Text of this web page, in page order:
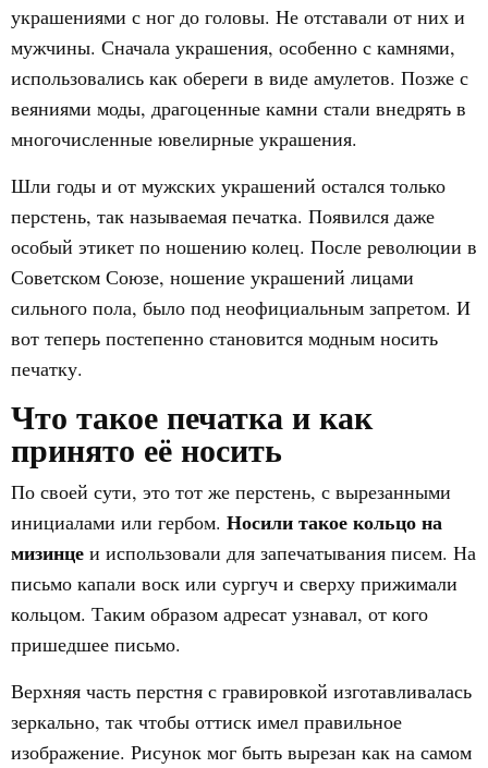
украшениями с ног до головы. Не отставали от них и
мужчины. Сначала украшения, особенно с камнями,
использовались как обереги в виде амулетов. Позже с
веяниями моды, драгоценные камни стали внедрять в
многочисленные ювелирные украшения.
Шли годы и от мужских украшений остался только
перстень, так называемая печатка. Появился даже
особый этикет по ношению колец. После революции в
Советском Союзе, ношение украшений лицами
сильного пола, было под неофициальным запретом. И
вот теперь постепенно становится модным носить
печатку.
Что такое печатка и как
принято её носить
По своей сути, это тот же перстень, с вырезанными
инициалами или гербом. Носили такое кольцо на
мизинце и использовали для запечатывания писем. На
письмо капали воск или сургуч и сверху прижимали
кольцом. Таким образом адресат узнавал, от кого
пришедшее письмо.
Верхняя часть перстня с гравировкой изготавливалась
зеркально, так чтобы оттиск имел правильное
изображение. Рисунок мог быть вырезан как на самом